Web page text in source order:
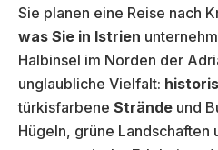
Sie planen eine Reise nach
was Sie in Istrien
Halbinsel im Norden der
unglaubliche Vielfalt:
türkisfarbene Strände und
Hügeln, grüne Landschaften